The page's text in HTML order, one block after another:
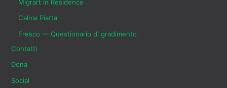
Migrart in Residence
Calma Piatta
Fresco — Questionario di gradimento
Contatti
Dona
Social